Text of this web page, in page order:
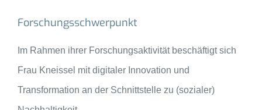
Forschungsschwerpunkt
Im Rahmen ihrer Forschungsaktivität beschäftigt sich
Frau Kneissel mit digitaler Innovation und
Transformation an der Schnittstelle zu (sozialer)